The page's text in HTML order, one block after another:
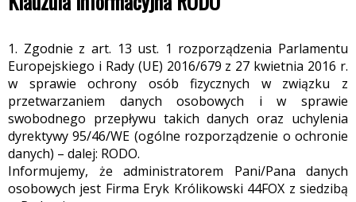
1. Zgodnie z art. 13 ust. 1 rozporządzenia Parlamentu
Europejskiego i Rady (UE) 2016/679 z 27 kwietnia 2016 r.
w sprawie ochrony osób fizycznych w związku z
przetwarzaniem danych osobowych i w sprawie
swobodnego przepływu takich danych oraz uchylenia
dyrektywy 95/46/WE (ogólne rozporządzenie o ochronie
danych) – dalej: RODO.
Informujemy, że administratorem Pani/Pana danych
osobowych jest Firma Eryk Królikowski 44FOX z siedzibą